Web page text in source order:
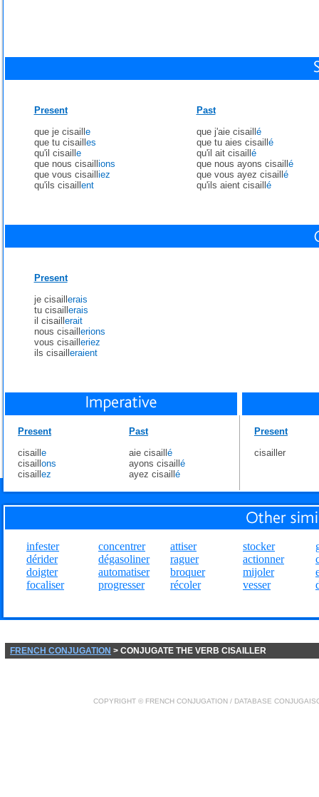
Present
que je cisaill e
que tu cisaill es
qu'il cisaill e
que nous cisaill ions
que vous cisaill iez
qu'ils cisaill ent
Past
que j'aie cisaill é
que tu aies cisaill é
qu'il ait cisaill é
que nous ayons cisaill é
que vous ayez cisaill é
qu'ils aient cisaill é
Present
je cisaill erais
tu cisaill erais
il cisaill erait
nous cisaill erions
vous cisaill eriez
ils cisaill eraient
Present
cisaill e
cisaill ons
cisaill ez
Past
aie cisaill é
ayons cisaill é
ayez cisaill é
Present
cisailler
infester
dérider
doigter
focaliser
concentrer
dégasoliner
automatiser
progresser
attiser
raguer
broquer
récoler
stocker
actionner
mijoler
vesser
FRENCH CONJUGATION > CONJUGATE THE VERB CISAILLER
COPYRIGHT © FRENCH CONJUGATION / DATABASE